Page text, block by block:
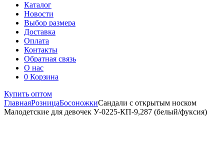
Каталог
Новости
Выбор размера
Доставка
Оплата
Контакты
Обратная связь
О нас
0 Корзина
Купить оптом
ГлавнаяРозницаБосоножкиСандали с открытым носком
Малодетские для девочек У-0225-КП-9,287 (белый/фуксия)